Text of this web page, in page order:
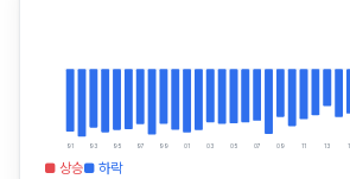
91 93 95 97 99 01 03 05 07 09 11 13
■ 상승■ 하락